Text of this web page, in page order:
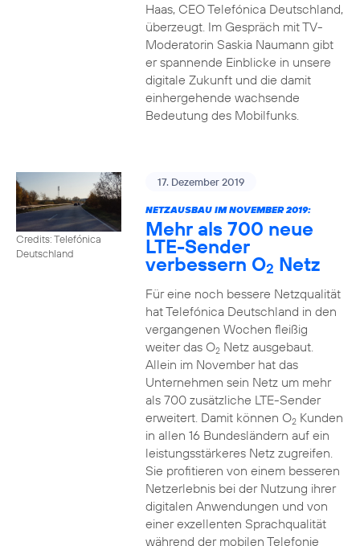
Haas, CEO Telefónica Deutschland,
überzeugt. Im Gespräch mit TV-
Moderatorin Saskia Naumann gibt
er spannende Einblicke in unsere
digitale Zukunft und die damit
einhergehende wachsende
Bedeutung des Mobilfunks.
Credits: Telefónica
Deutschland
17. Dezember 2019
NETZAUSBAU IM NOVEMBER 2019:
Mehr als 700 neue
LTE-Sender
verbessern O2 Netz
Für eine noch bessere Netzqualität
hat Telefónica Deutschland in den
vergangenen Wochen fleißig
weiter das O2Netz ausgebaut.
Allein im November hat das
Unternehmen sein Netz um mehr
als 700 zusätzliche LTE-Sender
erweitert. Damit können O2Kunden
in allen 16 Bundesländern auf ein
leistungsstärkeres Netz zugreifen.
Sie profitieren von einem besseren
Netzerlebnis bei der Nutzung ihrer
digitalen Anwendungen und von
einer exzellenten Sprachqualität
während der mobilen Telefonie